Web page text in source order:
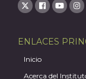
ENLACES
Inicio
Acerca del